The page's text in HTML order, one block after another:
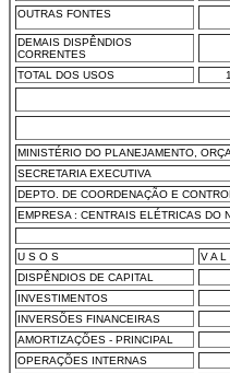
OUTRAS FONTES
DEMAIS DISPÊNDIOS
CORRENTES
TOTAL DOS USOS
MINISTÉRIO DO PLANEJAMENTO,
SECRETARIA EXECUTIVA
DEPTO. DE COORDENAÇÃO E
EMPRESA : CENTRAIS ELÉTRICAS DO
U S O S V A L
DISPÊNDIOS DE CAPITAL
INVESTIMENTOS
INVERSÕES FINANCEIRAS
AMORTIZAÇÕES - PRINCIPAL
OPERAÇÕES INTERNAS